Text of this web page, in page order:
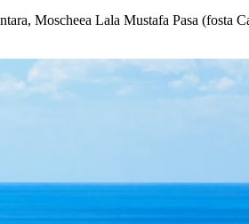
Moscheea Lala Mustafa Pasa (fosta